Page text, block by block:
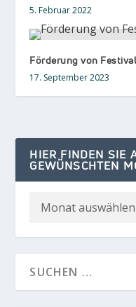
5. Februar 2022
Förderung von
17. September 2023
HIER FINDEN SIE
GEWÜNSCHTEN